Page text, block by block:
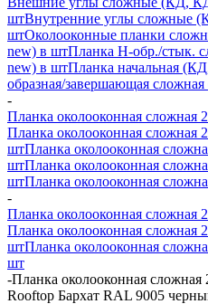
штВнутренние углы сложные
штОколооконные планки
new) в штПланка H-обр./
new) в штПланка начальная
образная/завершающая
-
Планка околооконная сложная
Планка околооконная сложная
штПланка околооконная
штПланка околооконная
штПланка околооконная
-
Планка околооконная сложная
Планка околооконная сложная
штПланка околооконная
шт
-Планка околооконная сложная
Rooftop Бархат RAL 9005